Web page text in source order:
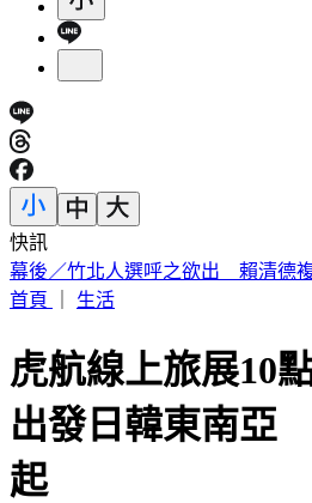
快訊
林安可膝蓋受傷下二軍！7月打擊
首頁
生活
虎航線上旅展10
出發日韓東南亞
起